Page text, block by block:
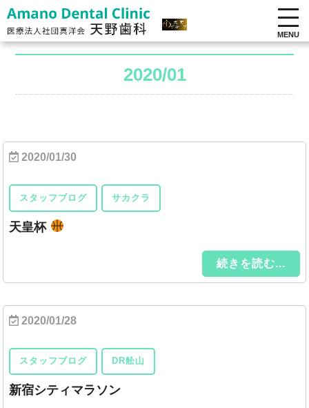
MENU
2020/01
2020/01/30
スタッフブログ サカクラ
天皇杯
続きを読む...
2020/01/28
スタッフブログ DR舩山
新宿シティマラソン